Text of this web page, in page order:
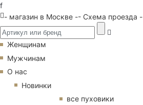
f
- магазин в Москве -- Схема проезда -
Женщинам
Мужчинам
О нас
Новинки
все пуховики